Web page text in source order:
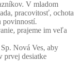
V mladom
pracovitosť, ochota
prajeme im veľa
Nová Ves, aby
prvej desiatke